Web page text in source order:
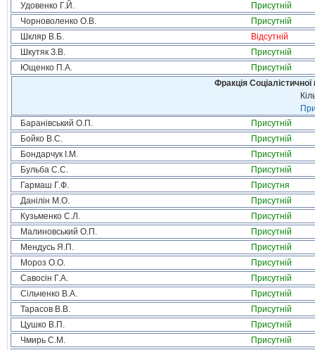
Удовенко Г.Й.
Присутній
Чорноволенко О.В.
Присутній
Шкляр В.Б.
Відсутній
Шкутяк З.В.
Присутній
Ющенко П.А.
Присутній
Фракція Соціалістичної
Баранівський О.П.
Присутній
Бойко В.С.
Присутній
Бондарчук І.М.
Присутній
Бульба С.С.
Присутній
Гармаш Г.Ф.
Присутня
Данілін М.О.
Присутній
Кузьменко С.Л.
Присутній
Малиновський О.П.
Присутній
Мендусь Я.П.
Присутній
Мороз О.О.
Присутній
Савосін Г.А.
Присутній
Сільченко В.А.
Присутній
Тарасов В.В.
Присутній
Цушко В.П.
Присутній
Чмирь С.М.
Присутній